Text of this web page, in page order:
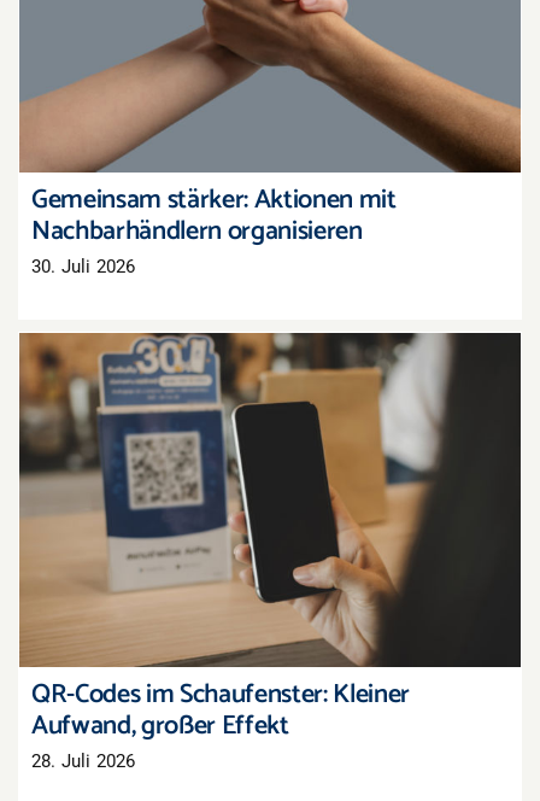
Gemeinsam stärker: Aktionen mit
Nachbarhändlern organisieren
Gemeinsam stärker: Aktionen mit
Nachbarhändlern organisieren
30. Juli 2026
QR-Codes im Schaufenster: Kleiner Aufwand,
großer Effekt
QR-Codes im Schaufenster: Kleiner
Aufwand, großer Effekt
28. Juli 2026